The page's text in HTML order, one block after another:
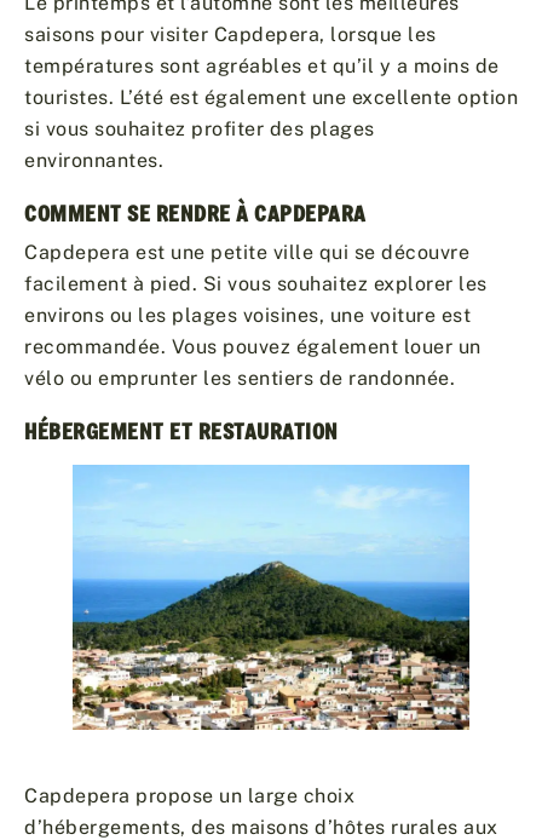
saisons pour visiter Capdepera, lorsque les
températures sont agréables et qu’il y a moins de
touristes. L’été est également une excellente option
si vous souhaitez profiter des plages
environnantes.
COMMENT SE RENDRE À CAPDEPARA
Capdepera est une petite ville qui se découvre
facilement à pied. Si vous souhaitez explorer les
environs ou les plages voisines, une voiture est
recommandée. Vous pouvez également louer un
vélo ou emprunter les sentiers de randonnée.
HÉBERGEMENT ET RESTAURATION
Capdepera propose un large choix
d’hébergements, des maisons d’hôtes rurales aux